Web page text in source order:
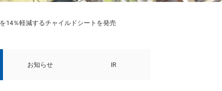
14％軽減するチャイルドシートを発売
お知らせ IR